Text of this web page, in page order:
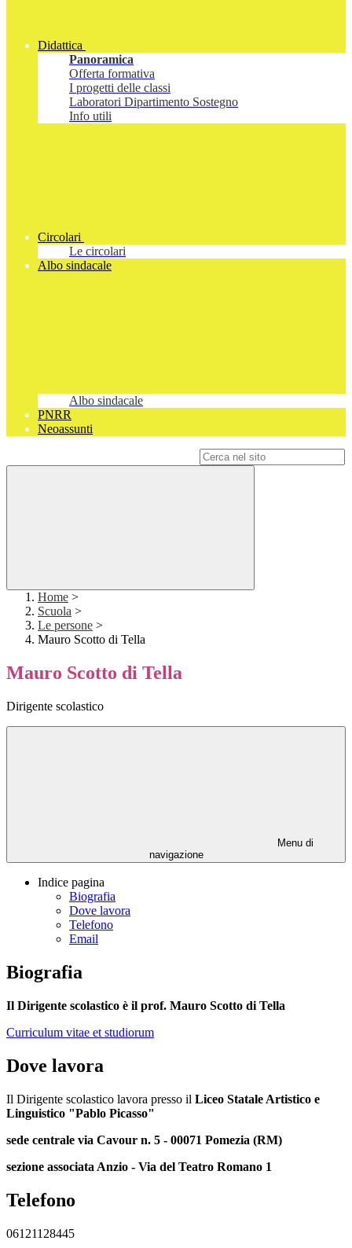
Didattica
Panoramica
Offerta formativa
I progetti delle classi
Laboratori Dipartimento Sostegno
Info utili
Circolari
Le circolari
Albo sindacale
Albo sindacale
PNRR
Neoassunti
Home >
Scuola >
Le persone >
Mauro Scotto di Tella
Mauro Scotto di Tella
Dirigente scolastico
Menu di
navigazione
Indice pagina
Biografia
Dove lavora
Telefono
Email
Biografia
Il Dirigente scolastico è il prof. Mauro Scotto di Tella
Curriculum vitae et studiorum
Dove lavora
Il Dirigente scolastico lavora presso il Liceo Statale Artistico e
Linguistico "Pablo Picasso"
sede centrale via Cavour n. 5 - 00071 Pomezia (RM)
sezione associata Anzio - Via del Teatro Romano 1
Telefono
06121128445